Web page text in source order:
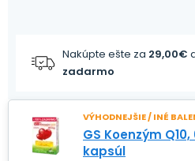
Nakúpte ešte za 29,00€
zadarmo
VÝHODNEJŠIE / INÉ
GS Koenzým
kapsúl